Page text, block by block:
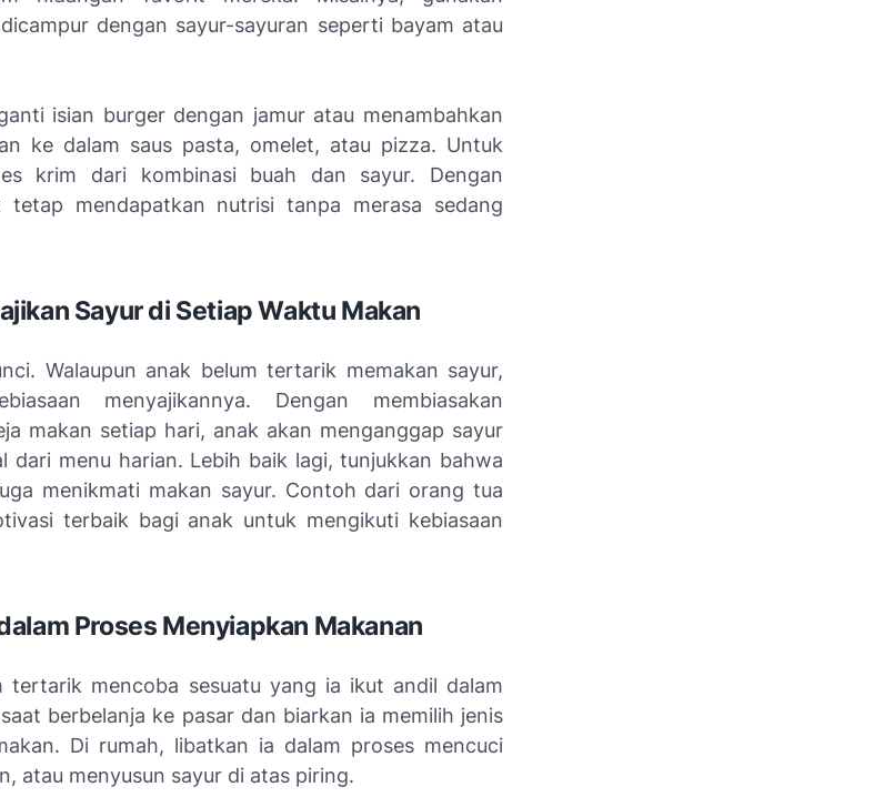
dengan sayur-sayuran seperti bayam atau
isian burger dengan jamur atau menambahkan
ke dalam saus pasta, omelet, atau pizza. Untuk
krim dari kombinasi buah dan sayur. Dengan
tetap mendapatkan nutrisi tanpa merasa sedang
Sayur di Setiap Waktu Makan
Walaupun anak belum tertarik memakan sayur,
menyajikannya. Dengan membiasakan
makan setiap hari, anak akan menganggap sayur
dari menu harian. Lebih baik lagi, tunjukkan bahwa
menikmati makan sayur. Contoh dari orang tua
terbaik bagi anak untuk mengikuti kebiasaan
Proses Menyiapkan Makanan
tertarik mencoba sesuatu yang ia ikut andil dalam
berbelanja ke pasar dan biarkan ia memilih jenis
Di rumah, libatkan ia dalam proses mencuci
atau menyusun sayur di atas piring.